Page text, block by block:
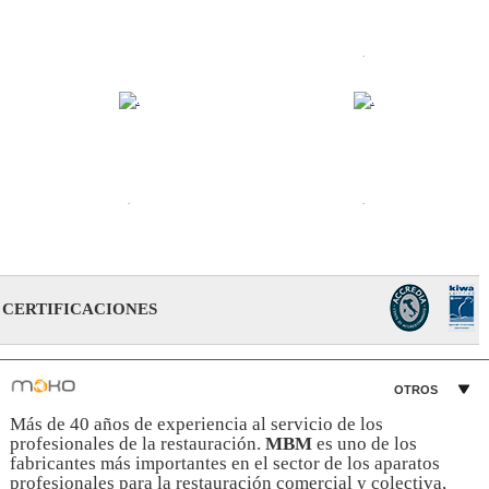
.
CERTIFICACIONES
OTROS
Más de 40 años de experiencia al servicio de los
profesionales de la restauración. MBMes uno de los
fabricantes más importantes en el sector de los aparatos
profesionales para la restauración comercial y colectiva,